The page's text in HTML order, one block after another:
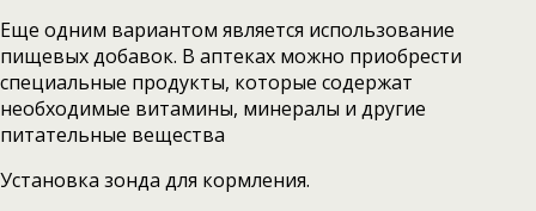
Еще одним вариантом является использование
пищевых добавок. В аптеках можно приобрести
специальные продукты, которые содержат
необходимые витамины, минералы и другие
питательные вещества
Установка зонда для кормления.